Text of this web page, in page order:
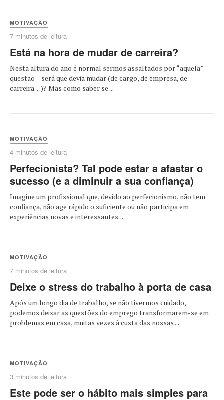
MOTIVAÇÃO
7 minutos de leitura
Está na hora de mudar de carreira?
Nesta altura do ano é normal sermos assaltados por “aquela”
questão – será que devia mudar (de cargo, de empresa, de
carreira…)? Mas como saber se ...
MOTIVAÇÃO
4 minutos de leitura
Perfecionista? Tal pode estar a afastar o
sucesso (e a diminuir a sua confiança)
Imagine um profissional que, devido ao perfecionismo, não tem
confiança, não age rápido o suficiente ou não participa em
experiências novas e interessantes. ...
MOTIVAÇÃO
7 minutos de leitura
Deixe o stress do trabalho à porta de casa
Após um longo dia de trabalho, se não tivermos cuidado,
podemos deixar as questões do emprego transformarem-se em
problemas em casa, muitas vezes à custa das nossas ...
MOTIVAÇÃO
3 minutos de leitura
Este pode ser o hábito mais simples para